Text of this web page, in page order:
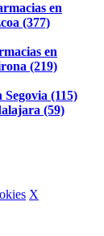
en
(377)
en
(219)
Segovia (115)
(59)
X